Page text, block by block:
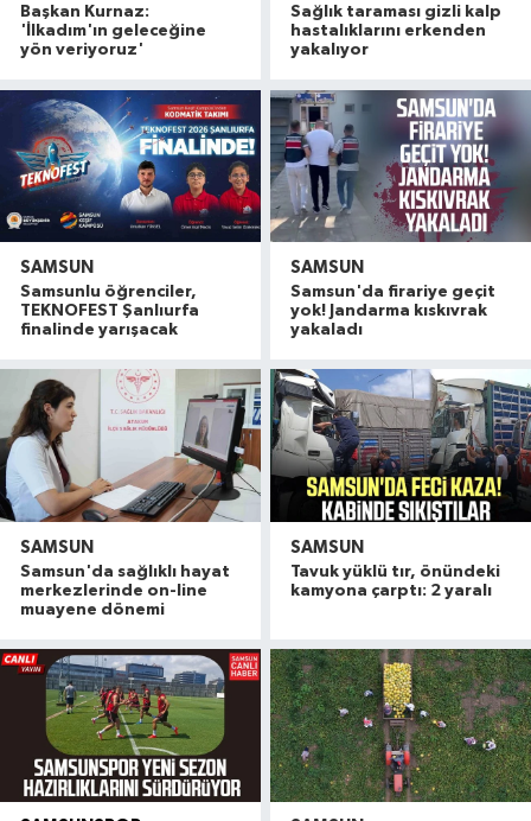
Başkan Kurnaz:
'İlkadım'ın geleceğine
yön veriyoruz'
Sağlık taraması gizli kalp
hastalıklarını erkenden
yakalıyor
SAMSUN
Samsunlu öğrenciler,
TEKNOFEST Şanlıurfa
finalinde yarışacak
SAMSUN
Samsun'da firariye geçit
yok! Jandarma kıskıvrak
yakaladı
SAMSUN
Samsun'da sağlıklı hayat
merkezlerinde on-line
muayene dönemi
SAMSUN
Tavuk yüklü tır, önündeki
kamyona çarptı: 2 yaralı